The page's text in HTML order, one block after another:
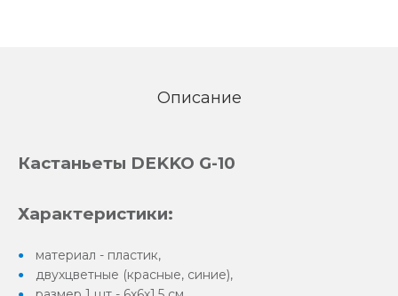
Описание
Кастаньеты DEKKO G-10
Характеристики:
материал - пластик,
двухцветные (красные, синие),